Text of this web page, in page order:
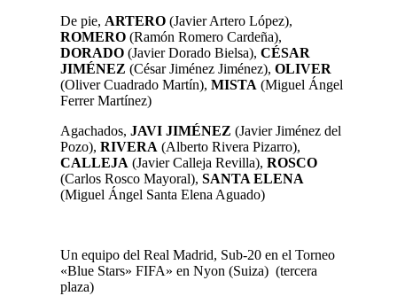
De pie, ARTERO (Javier Artero López),
ROMERO (Ramón Romero Cardeña),
DORADO (Javier Dorado Bielsa), CÉSAR
JIMÉNEZ (César Jiménez Jiménez), OLIVER
(Oliver Cuadrado Martín), MISTA (Miguel Ángel
Ferrer Martínez)
Agachados, JAVI JIMÉNEZ (Javier Jiménez del
Pozo), RIVERA (Alberto Rivera Pizarro),
CALLEJA (Javier Calleja Revilla), ROSCO
(Carlos Rosco Mayoral), SANTA ELENA
(Miguel Ángel Santa Elena Aguado)
Un equipo del Real Madrid, Sub-20 en el Torneo
«Blue Stars» FIFA» en Nyon (Suiza) (tercera
plaza)